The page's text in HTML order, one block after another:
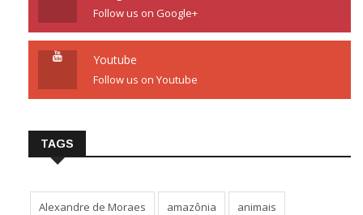
Follow us on Google+
Youtube
Follow us on Youtube
TAGS
Alexandre de Moraes amazônia animais